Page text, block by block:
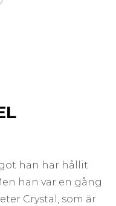
han har hållit
han var en gång
Crystal, som är